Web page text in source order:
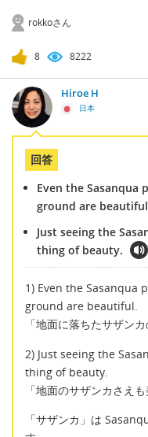
rokkoさん
8 8222
Hiroe H
日本
回答
Even the Sasanqua
ground are
Just seeing the
thing of beauty.
1) Even the Sasanqua
ground are beautiful.
「地面に落ちたサザン
2) Just seeing the
thing of beauty.
「地面のサザンカさえも
「サザンカ」は